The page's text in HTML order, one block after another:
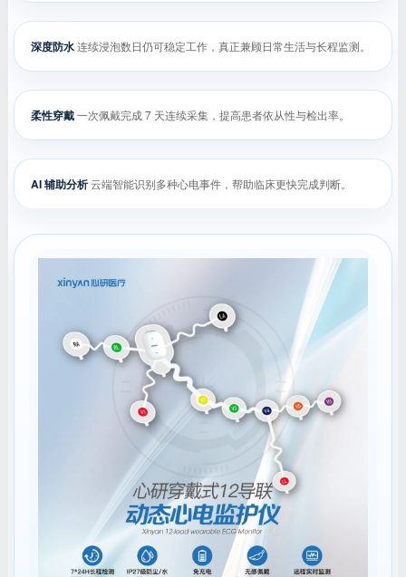
深度防水连续浸泡数日仍可稳定工作，真正兼顾日常生活与长程监测。
柔性穿戴一次佩戴完成 7 天连续采集，提高患者依从性与检出率。
AI 辅助分析云端智能识别多种心电事件，帮助临床更快完成判断。